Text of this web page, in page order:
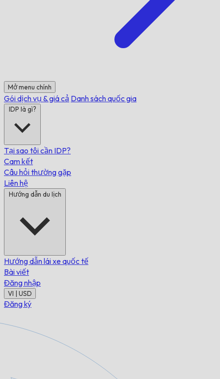
Mở menu chính
Gói dịch vụ & giá cả Danh sách quốc gia
IDP là gì?
Tại sao tôi cần IDP?
Cam kết
Câu hỏi thường gặp
Liên hệ
Hướng dẫn du lịch
Hướng dẫn lái xe quốc tế
Bài viết
Đăng nhập
VI | USD
Đăng ký